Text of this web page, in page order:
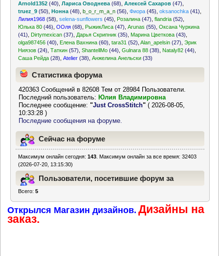
Arnold1352 (40) ,Лариса Оводнева (68) ,Алексей Сахаров (47)
truez_9 (50) ,Нонна (48) ,b_o_r_m_a_n (56) ,Фиора (45) ,oksanochka (41)
Лилия1968 (58) ,selena-sunflowers (45) Розалина (47) ,flandria (52)
Юлька 80 (46) ,ООля (68) РыжикЛиса (47) ,Arunas (55) ,Оксана Чуркина
(41)
Dirtymexican (37) Дарья Скрипник (35) Марина Цветкова (43)
olga987456 (40) Елена Вахнина (60) ,tara31 (52) ,Alan_apelsin (27) ,Эрик
Ниязов (24) ,Таткин (57) ,ShantellMo (44) ,Gulnara 88 (38) Nataly82 (44)
Саша Рейда (28) ,Atelier (38) ,Анжелина Анельски (33)
Статистика форума
420363 Сообщений в 82608 Тем от 28984 Пользователи.
Последний пользователь: Юлия Владимировна
Последнее сообщение:"Just CrossStitch" ( 2026-08-05,
10:33:28 )
Последние сообщения на форуме.
Сейчас на форуме
Максимум онлайн сегодня:143 . Максимум онлайн за все время: 32403
(2026-07-20, 13:15:30)
Пользователи, посетившие форум за
Всего:5
Открылся Магазин дизайнов. Дизайны на
заказ.